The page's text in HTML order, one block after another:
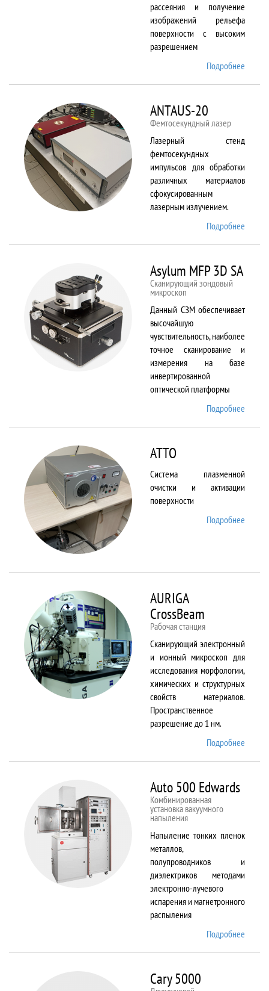
рассеяния и получение
изображений рельефа
поверхности с высоким
разрешением
Подробнее
ANTAUS-20
Фемтосекундный лазер
Лазерный стенд
фемтосекундных
импульсов для обработки
различных материалов
сфокусированным
лазерным излучением.
Подробнее
Asylum MFP 3D SA
Сканирующий зондовый
микроскоп
Данный СЗМ обеспечивает
высочайшую
чувствительность, наиболее
точное сканирование и
измерения на базе
инвертированной
оптической платформы
Подробнее
ATTO
Система плазменной
очистки и активации
поверхности
Подробнее
AURIGA
CrossBeam
Рабочая станция
Сканирующий электронный
и ионный микроскоп для
исследования морфологии,
химических и структурных
свойств материалов.
Пространственное
разрешение до 1 нм.
Подробнее
Auto 500 Edwards
Комбинированная
установка вакуумного
напыления
Напыление тонких пленок
металлов,
полупроводников и
диэлектриков методами
электронно-лучевого
испарения и магнетронного
распыления
Подробнее
Cary 5000